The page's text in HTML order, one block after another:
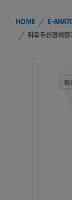
HOME E-
위후두신경바깥